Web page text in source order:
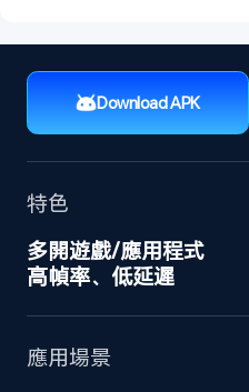
Download APK
特色
多開遊戲/應用程式
高幀率、低延遲
應用場景